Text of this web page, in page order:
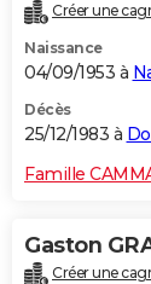
Créer une
Naissance
04/09/1953 à
Décès
25/12/1983 à
Famille
Gaston
Créer une